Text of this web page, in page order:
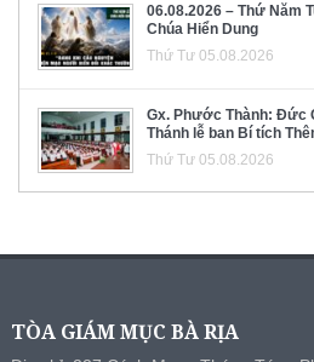
06.08.2026 – Thứ Năm
Chúa Hiển Dung
Thứ Tư 05.08.2026
Gx. Phước Thành: Đức
Thánh lễ ban Bí tích
Thứ Tư 05.08.2026
TÒA GIÁM MỤC BÀ RỊA